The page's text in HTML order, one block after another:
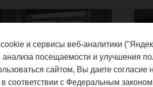
и сервисы веб-аналитики
посещаемости и улучшения
сайтом, Вы даете согласие
соответствии с Федеральным